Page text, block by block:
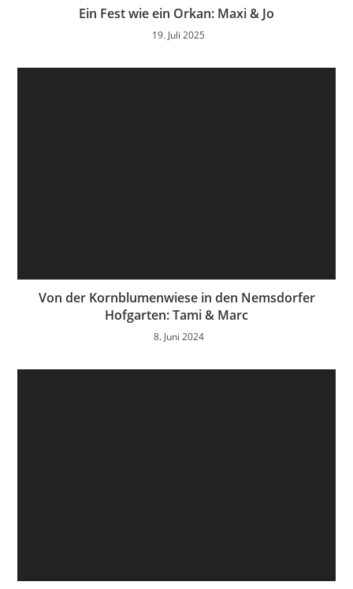
Ein Fest wie ein Orkan: Maxi & Jo
19. Juli 2025
Von der Kornblumenwiese in den Nemsdorfer
Hofgarten: Tami & Marc
8. Juni 2024